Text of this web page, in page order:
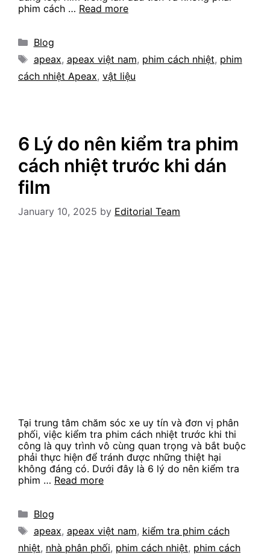
phim cách … Read more
Categories
Blog
Tags
apeax, apeax việt nam, phim cách nhiệt, phim
cách nhiệt Apeax, vật liệu
6 Lý do nên kiểm tra phim
cách nhiệt trước khi dán
film
January 10, 2025 by Editorial Team
Tại trung tâm chăm sóc xe uy tín và đơn vị phân
phối, việc kiểm tra phim cách nhiệt trước khi thi
công là quy trình vô cùng quan trọng và bắt buộc
phải thực hiện để tránh được những thiệt hại
không đáng có. Dưới đây là 6 lý do nên kiểm tra
phim … Read more
Categories
Blog
Tags
apeax, apeax việt nam, kiểm tra phim cách
nhiệt, nhà phân phối, phim cách nhiệt, phim cách